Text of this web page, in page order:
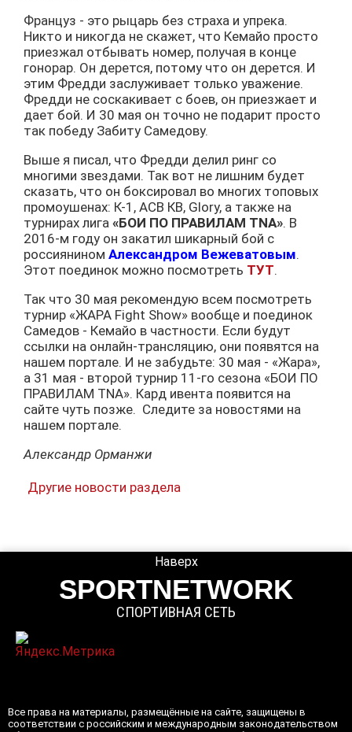
Француз - это рыцарь без страха и упрека.
Никто и никогда не скажет, что Кемайо просто
приезжал отбывать номер, получая в конце
гонорар. Он дерется, потому что он дерется. И
этим Фредди заслуживает только уважение.
Фредди не соскакивает с боев, он приезжает и
дает бой. И 30 мая он точно не подарит просто
так победу Забиту Самедову.
Выше я писал, что Фредди делил ринг со
многими звездами. Так вот не лишним будет
сказать, что он боксировал во многих топовых
промоушенах: К-1, АСВ КВ, Glory, а также на
турнирах лига «БОИ ПО ПРАВИЛАМ TNA». В
2016-м году он закатил шикарный бой с
россиянином Александром Вежеватовым.
Этот поединок можно посмотреть ТУТ.
Так что 30 мая рекомендую всем посмотреть
турнир «ЖАРА Fight Show» вообще и поединок
Самедов - Кемайо в частности. Если будут
ссылки на онлайн-трансляцию, они появятся на
нашем портале. И не забудьте: 30 мая - «Жара»,
а 31 мая - второй турнир 11-го сезона «БОИ ПО
ПРАВИЛАМ TNA». Кард ивента появится на
сайте чуть позже. Следите за новостями на
нашем портале.
Александр Орманжи
Другие новости раздела
SPORTNETWORK
СПОРТИВНАЯ СЕТЬ
Наверх
Все права на материалы, размещённые на сайте, защищены в
соответствии с российским и международным законодательством